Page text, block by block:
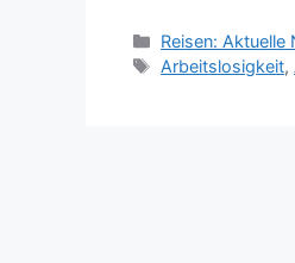
Kategorien
Reisen: Aktuelle
Schlagwörter
Arbeitslosigkeit,